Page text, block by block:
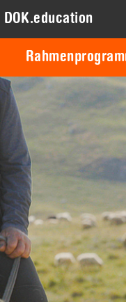
DOK.education